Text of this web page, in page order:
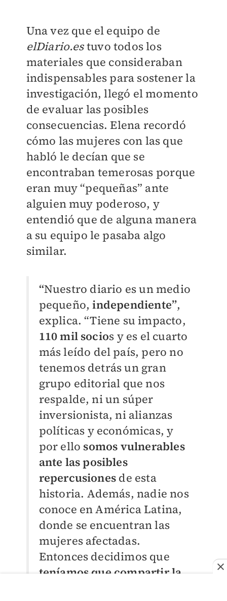
Una vez que el equipo de
elDiario.estuvo todos los
materiales que consideraban
indispensables para sostener la
investigación, llegó el momento
de evaluar las posibles
consecuencias. Elena recordó
cómo las mujeres con las que
habló le decían que se
encontraban temerosas porque
eran muy “pequeñas” ante
alguien muy poderoso, y
entendió que de alguna manera
a su equipo le pasaba algo
similar.
“Nuestro diario es un medio
pequeño,independiente”,
explica. “Tiene su impacto,
110 mil socios y es el cuarto
más leído del país, pero no
tenemos detrás un gran
grupo editorial que nos
respalde, ni un súper
inversionista, ni alianzas
políticas y económicas, y
por ello somos vulnerables
ante las posibles
repercusiones de esta
historia. Además, nadie nos
conoce en América Latina,
donde se encuentran las
mujeres afectadas.
Entonces decidimos que
teníamos que compartir la